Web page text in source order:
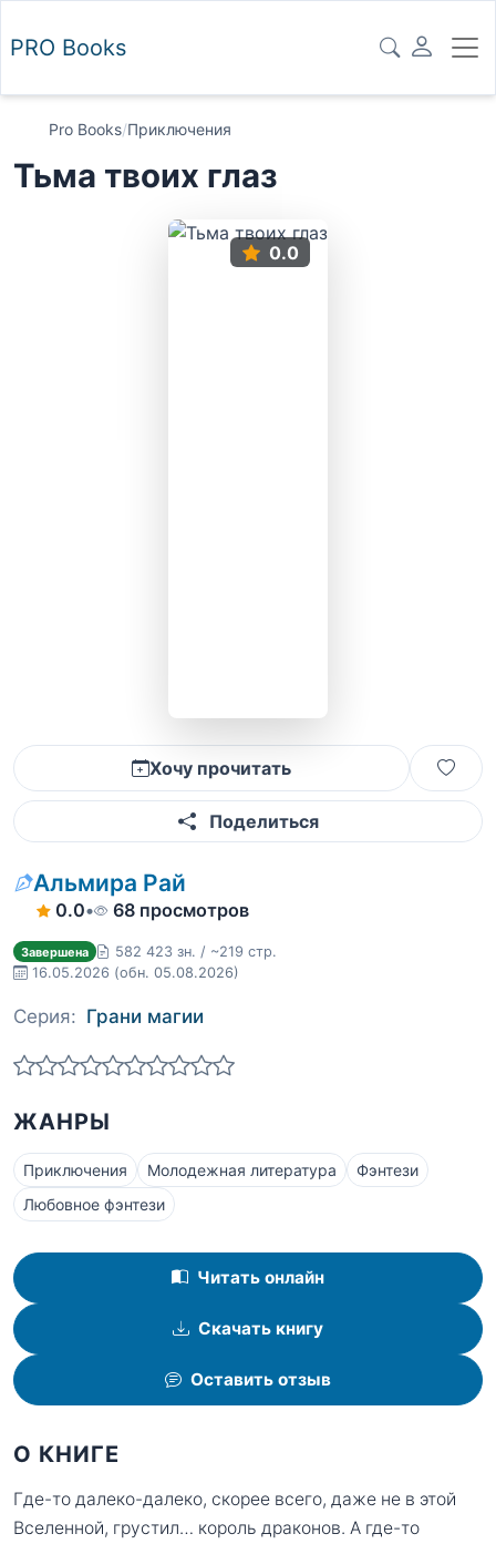
PRO Books
Pro Books/Приключения
Тьма твоих глаз
0.0
Хочу прочитать
Поделиться
Альмира Рай
0.0• 68 просмотров
Завершена
582 423 зн. / ~219 стр.
16.05.2026 (обн. 05.08.2026)
Серия: Грани магии
ЖАНРЫ
Приключения Молодежная литература
Фэнтези
Любовное фэнтези
Читать онлайн
Скачать книгу
Оставить отзыв
О КНИГЕ
Где-то далеко-далеко, скорее всего, даже не в этой
Вселенной, грустил… король драконов. А где-то